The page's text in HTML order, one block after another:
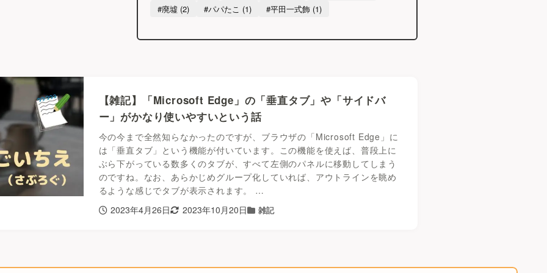
#廃墟 (2) #パパたこ (1) #平田一式飾 (1)
【雑記】「Microsoft Edge」の「垂直タブ」や「サイドバ
ー」がかなり使いやすいという話
今の今まで全然知らなかったのですが、ブラウザの「Microsoft Edge」に
は「垂直タブ」という機能が付いています。この機能を使えば、普段上に
ぶら下がっている数多くのタブが、すべて左側のパネルに移動してしまう
のですね。なお、あらかじめグループ化していれば、アウトラインを眺め
るような感じでタブが表示されます。 …
2023年4月26日
2023年10月20日 雑記